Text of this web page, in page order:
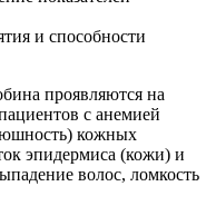
и способности
проявляются на
с анемией
кожных
эпидермиса (кожи) и
волос, ломкость